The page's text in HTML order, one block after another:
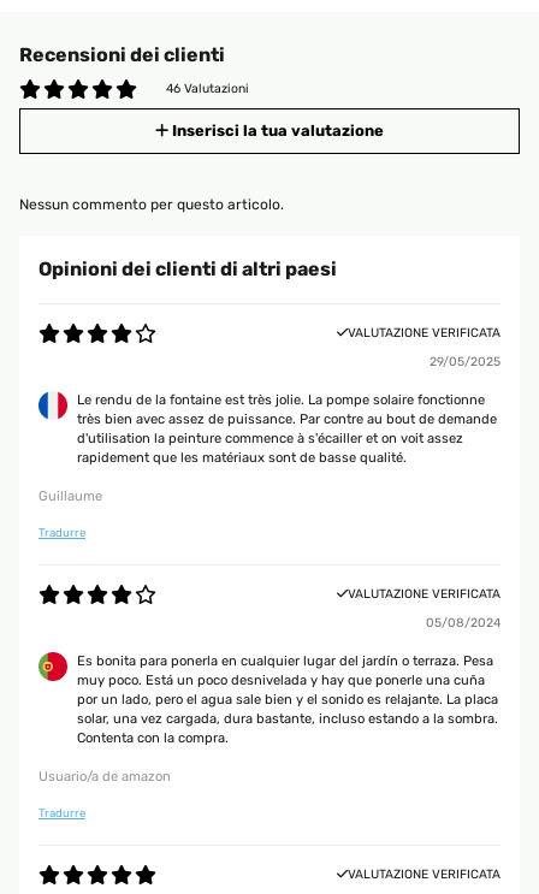
Recensioni dei clienti
46 Valutazioni
Inserisci la tua valutazione
Nessun commento per questo articolo.
Opinioni dei clienti di altri paesi
VALUTAZIONE VERIFICATA
29/05/2025
Le rendu de la fontaine est très jolie. La pompe solaire fonctionne
très bien avec assez de puissance. Par contre au bout de demande
d'utilisation la peinture commence à s'écailler et on voit assez
rapidement que les matériaux sont de basse qualité.
Guillaume
Tradurre
VALUTAZIONE VERIFICATA
05/08/2024
Es bonita para ponerla en cualquier lugar del jardín o terraza. Pesa
muy poco. Está un poco desnivelada y hay que ponerle una cuña
por un lado, pero el agua sale bien y el sonido es relajante. La placa
solar, una vez cargada, dura bastante, incluso estando a la sombra.
Contenta con la compra.
Usuario/a de amazon
Tradurre
VALUTAZIONE VERIFICATA